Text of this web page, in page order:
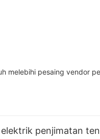
melebihi pesaing vendor
penjimatan